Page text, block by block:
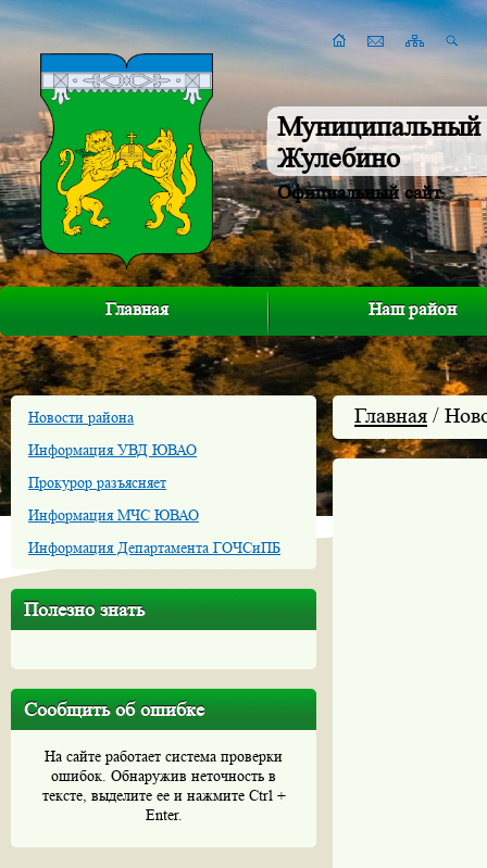
Муниципальный
Жулебино
Официальный сайт
Главная Наш район
Новости района
Информация УВД ЮВАО
Прокурор разъясняет
Информация МЧС ЮВАО
Информация Департамента ГОЧСиПБ
Полезно знать
Сообщить об ошибке
На сайте работает система проверки
ошибок. Обнаружив неточность в
тексте, выделите ее и нажмите Ctrl +
Enter.
Главная /